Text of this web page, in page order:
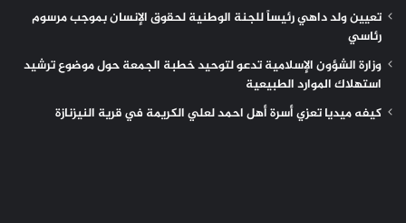
تعيين ولد داهي رئيساً للجنة الوطنية لحقوق الإنسان بموجب مرسوم
رئاسي
وزارة الشؤون الإسلامية تدعو لتوحيد خطبة الجمعة حول موضوع ترشيد
استهلاك الموارد الطبيعية
كيفه ميديا تعزي أسرة أهل احمد لعلي الكريمة في قرية النيزنازة